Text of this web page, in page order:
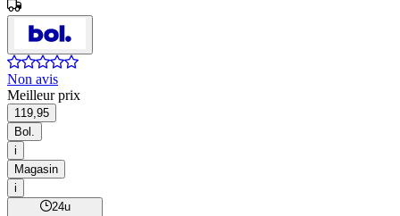
Non avis
Meilleur prix
119,95
Bol.
i
Magasin
i
24u